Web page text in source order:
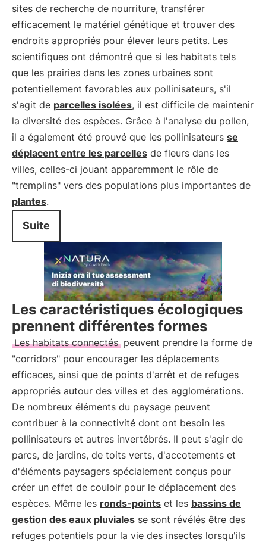
sites de recherche de nourriture, transférer
efficacement le matériel génétique et trouver des
endroits appropriés pour élever leurs petits. Les
scientifiques ont démontré que si les habitats tels
que les prairies dans les zones urbaines sont
potentiellement favorables aux pollinisateurs, s'il
s'agit de parcelles isolées, il est difficile de maintenir
la diversité des espèces. Grâce à l'analyse du pollen,
il a également été prouvé que les pollinisateurs se
déplacent entre les parcelles de fleurs dans les
villes, celles-ci jouant apparemment le rôle de
"tremplins" vers des populations plus importantes de
plantes.
Suite
Les caractéristiques écologiques
prennent différentes formes
Les habitats connectés peuvent prendre la forme de
"corridors" pour encourager les déplacements
efficaces, ainsi que de points d'arrêt et de refuges
appropriés autour des villes et des agglomérations.
De nombreux éléments du paysage peuvent
contribuer à la connectivité dont ont besoin les
pollinisateurs et autres invertébrés. Il peut s'agir de
parcs, de jardins, de toits verts, d'accotements et
d'éléments paysagers spécialement conçus pour
créer un effet de couloir pour le déplacement des
espèces. Même les ronds-points et les bassins de
gestion des eaux pluviales se sont révélés être des
refuges potentiels pour la vie des insectes lorsqu'ils